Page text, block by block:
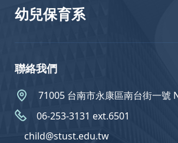
幼兒保育系
聯絡我們
71005 台南市永康區南台街一號
06-253-3131 ext.6501
child@stust.edu.tw